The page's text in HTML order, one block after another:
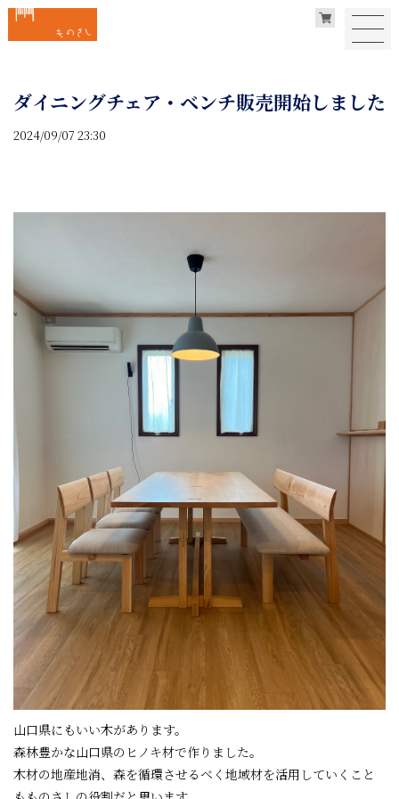
ダイニングチェア・ベンチ販売開始しました
2024/09/07 23:30
山口県にもいい木があります。
森林豊かな山口県のヒノキ材で作りました。
木材の地産地消、森を循環させるべく地域材を活用していくこと